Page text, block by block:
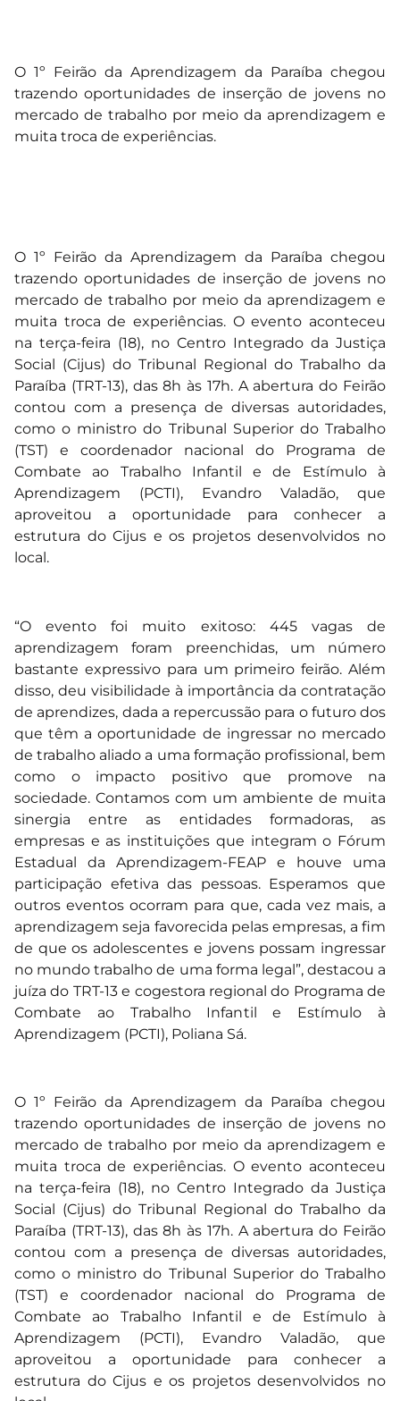
O 1º Feirão da Aprendizagem da Paraíba chegou
trazendo oportunidades de inserção de jovens no
mercado de trabalho por meio da aprendizagem e
muita troca de experiências.
O 1º Feirão da Aprendizagem da Paraíba chegou
trazendo oportunidades de inserção de jovens no
mercado de trabalho por meio da aprendizagem e
muita troca de experiências. O evento aconteceu
na terça-feira (18), no Centro Integrado da Justiça
Social (Cijus) do Tribunal Regional do Trabalho da
Paraíba (TRT-13), das 8h às 17h. A abertura do Feirão
contou com a presença de diversas autoridades,
como o ministro do Tribunal Superior do Trabalho
(TST) e coordenador nacional do Programa de
Combate ao Trabalho Infantil e de Estímulo à
Aprendizagem (PCTI), Evandro Valadão, que
aproveitou a oportunidade para conhecer a
estrutura do Cijus e os projetos desenvolvidos no
local.
“O evento foi muito exitoso: 445 vagas de
aprendizagem foram preenchidas, um número
bastante expressivo para um primeiro feirão. Além
disso, deu visibilidade à importância da contratação
de aprendizes, dada a repercussão para o futuro dos
que têm a oportunidade de ingressar no mercado
de trabalho aliado a uma formação profissional, bem
como o impacto positivo que promove na
sociedade. Contamos com um ambiente de muita
sinergia entre as entidades formadoras, as
empresas e as instituições que integram o Fórum
Estadual da Aprendizagem-FEAP e houve uma
participação efetiva das pessoas. Esperamos que
outros eventos ocorram para que, cada vez mais, a
aprendizagem seja favorecida pelas empresas, a fim
de que os adolescentes e jovens possam ingressar
no mundo trabalho de uma forma legal”, destacou a
juíza do TRT-13 e cogestora regional do Programa de
Combate ao Trabalho Infantil e Estímulo à
Aprendizagem (PCTI), Poliana Sá.
O 1º Feirão da Aprendizagem da Paraíba chegou
trazendo oportunidades de inserção de jovens no
mercado de trabalho por meio da aprendizagem e
muita troca de experiências. O evento aconteceu
na terça-feira (18), no Centro Integrado da Justiça
Social (Cijus) do Tribunal Regional do Trabalho da
Paraíba (TRT-13), das 8h às 17h. A abertura do Feirão
contou com a presença de diversas autoridades,
como o ministro do Tribunal Superior do Trabalho
(TST) e coordenador nacional do Programa de
Combate ao Trabalho Infantil e de Estímulo à
Aprendizagem (PCTI), Evandro Valadão, que
aproveitou a oportunidade para conhecer a
estrutura do Cijus e os projetos desenvolvidos no